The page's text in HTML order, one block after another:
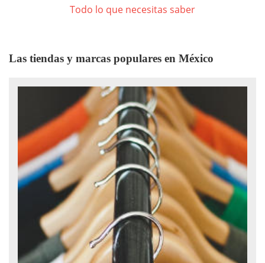
Todo lo que necesitas saber
Las tiendas y marcas populares en México